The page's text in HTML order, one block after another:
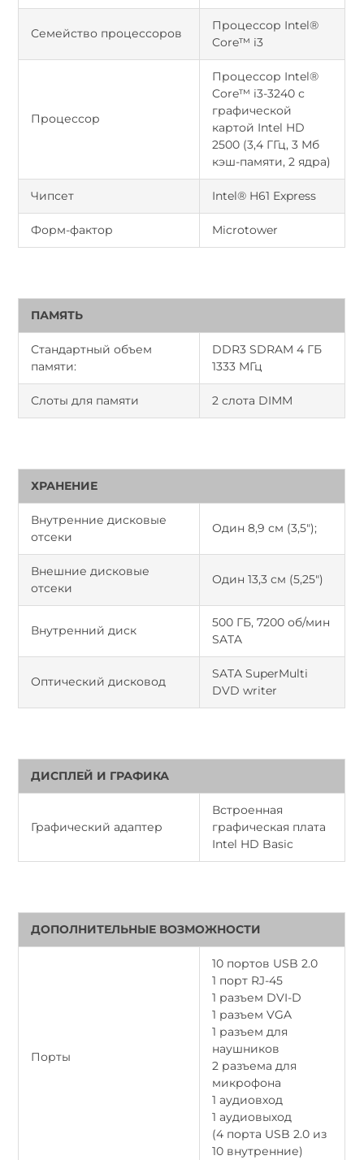
Семейство процессоров
Процессор Intel®
Core™ i3
Процессор
Процессор Intel®
Core™ i3-3240 с
графической
картой Intel HD
2500 (3,4 ГГц, 3 Мб
кэш-памяти, 2 ядра)
Чипсет Intel® H61 Express
Форм-фактор Microtower
ПАМЯТЬ
Стандартный объем
памяти:
DDR3 SDRAM 4 ГБ
1333 МГц
Слоты для памяти 2 слота DIMM
ХРАНЕНИЕ
Внутренние дисковые
отсеки
Один 8,9 см (3,5");
Внешние дисковые
отсеки
Один 13,3 см (5,25")
Внутренний диск
500 ГБ, 7200 об/мин
SATA
Оптический дисковод
SATA SuperMulti
DVD writer
ДИСПЛЕЙ И ГРАФИКА
Графический адаптер
Встроенная
графическая плата
Intel HD Basic
ДОПОЛНИТЕЛЬНЫЕ ВОЗМОЖНОСТИ
Порты
10 портов USB 2.0
1 порт RJ-45
1 разъем DVI-D
1 разъем VGA
1 разъем для
наушников
2 разъема для
микрофона
1 аудиовход
1 аудиовыход
(4 порта USB 2.0 из
10 внутренние)